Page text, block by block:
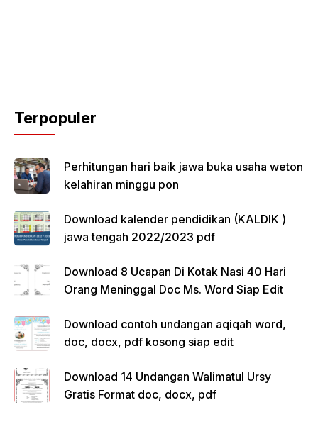
Terpopuler
Perhitungan hari baik jawa buka usaha weton
kelahiran minggu pon
Download kalender pendidikan (KALDIK )
jawa tengah 2022/2023 pdf
Download 8 Ucapan Di Kotak Nasi 40 Hari
Orang Meninggal Doc Ms. Word Siap Edit
Download contoh undangan aqiqah word,
doc, docx, pdf kosong siap edit
Download 14 Undangan Walimatul Ursy
Gratis Format doc, docx, pdf